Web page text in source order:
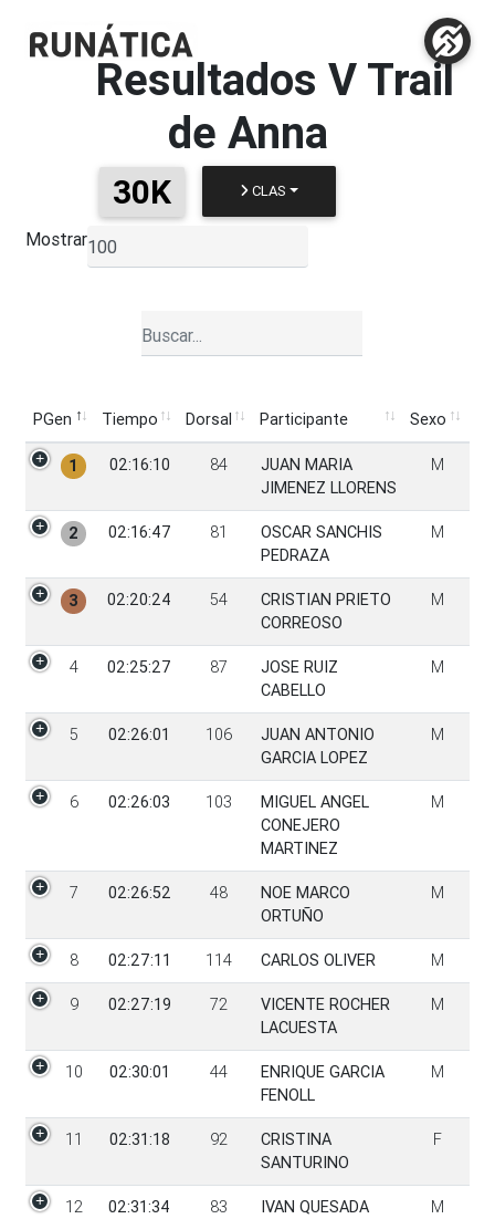
Resultados V Trail
de Anna
30K CLAS
Mostrar
PGen Tiempo Dorsal Participante
Sexo
PGen
Tiempo Dorsal Participante Sexo
1 02:16:10 84
JUAN MARIA
JIMENEZ LLORENS
M
2 02:16:47 81
OSCAR SANCHIS
PEDRAZA
M
3 02:20:24 54
CRISTIAN PRIETO
CORREOSO
M
4 02:25:27 87
JOSE RUIZ
CABELLO
M
5 02:26:01 106
JUAN ANTONIO
GARCIA LOPEZ
M
6 02:26:03 103
MIGUEL ANGEL
CONEJERO
MARTINEZ
M
7 02:26:52 48
NOE MARCO
ORTUÑO
M
8 02:27:11 114 CARLOS OLIVER M
9 02:27:19 72
VICENTE ROCHER
LACUESTA
M
10 02:30:01 44
ENRIQUE GARCIA
FENOLL
M
11 02:31:18 92
CRISTINA
SANTURINO
F
12 02:31:34 83
IVAN QUESADA
M